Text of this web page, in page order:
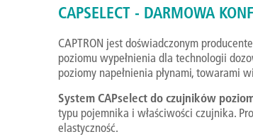
CAPSELECT - DARMOWA
CAPTRON jest doświadczonym
poziomu wypełnienia dla technologii
poziomy napełnienia płynami, towarami
System CAPselect do czujników
typu pojemnika i właściwości czujnika.
elastyczność.